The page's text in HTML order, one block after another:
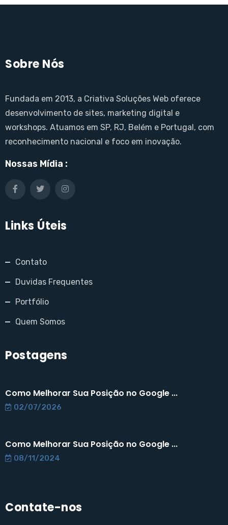
Sobre Nós
Fundada em 2013, a Criativa Soluções Web oferece
desenvolvimento de sites, marketing digital e
workshops. Atuamos em SP, RJ, Belém e Portugal, com
reconhecimento nacional e foco em inovação.
Nossas Mídia :
Links Úteis
Contato
Duvidas Frequentes
Portfólio
Quem Somos
Postagens
Como Melhorar Sua Posição no Google ...
02/07/2026
Como Melhorar Sua Posição no Google ...
08/11/2024
Contate-nos